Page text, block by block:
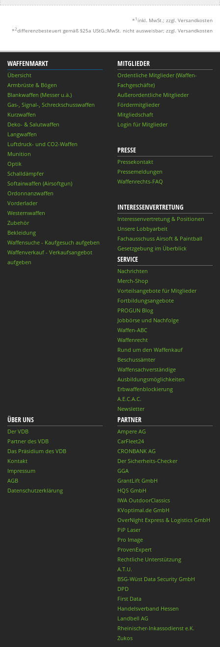
* 1 inkl. MwSt.; zzgl. Versandkosten
*2differenzbesteuert gemäß §25a UStG.;MwSt. nicht ausweisbar; zzgl. Versandkosten
WAFFENMARKT
Übersicht
Armbrüste & Bögen
Blankwaffen (Messer u.ä.)
Gas-, Signal-, Schreckschusswaffen
Kurzwaffen
Deko- & Salutwaffen
Langwaffen
Luftdruck- und CO2-Waffen
Munition
Optik
Schalldämpfer
Softairwaffen (Airsoftgun)
Ordonnanzwaffen
Vorderlader
Westernwaffen
Zubehör
Bekleidung
Waffensuche - Kaufgesuch aufgeben
Waffenverkauf - Verkaufsangebot
aufgeben
MITGLIEDER
Ordentliche Mitglieder (Waffen-
Fachgeschäfte)
Außerordentliche Mitglieder
Fördermitglieder
Mitgliedschaft
Login für Mitglieder
PRESSE
Pressekontakt
Pressemeldungen
Waffenrechts-FAQ
INTERESSENVERTRETUNG
Interessenvertretung & Positionen
Unsere Lobbyarbeit
Fachausschuss Airsoft & Paintball
Gesetzgebung im Überblick
SERVICE
Nachrichten
Merch-Shop
Vorteilsangebote für Mitglieder
Fortbildungsangebote
PROGUN Blog
Jobbörse und Nachfolge
Waffen-ABC
Waffenrecht
Rund um den Waffenkauf
Beschussämter
Waffensachverständige
Ausbildungsmöglichkeiten
Erbwaffenblockierung
A.E.C.A.C.
Newsletter
ÜBER UNS
Der VDB
Partner des VDB
Das Präsidium des VDB
Kontakt
Impressum
AGB
Datenschutzerklärung
PARTNER
Ampere AG
CarFleet24
CRONBANK AG
Der Sicherheits-Checker
GGA
GrantLift GmbH
HQS GmbH
IWA OutdoorClassics
KVoptimal.de GmbH
OverNight Express & Logistics GmbH
PiP Laser
Pro Image
ProvenExpert
Rechtliche Unterstützung
A.T.U.
BSG-Wüst Data Security GmbH
DPD
First Data
Handelsverband Hessen
Landbell AG
Rheinischer-Inkassodienst e.K.
Zukos